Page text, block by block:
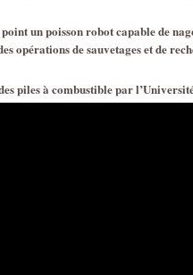
un poisson robot capable de
opérations de sauvetages et de
piles à combustible par